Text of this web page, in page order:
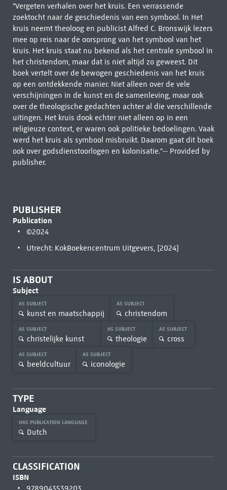
"Vergeten verhalen over het kruis. Een verrassende
zoektocht naar de geschiedenis van een symbool. In Het
kruis neemt theoloog en publicist Alfred C. Bronswijk lezers
mee op reis naar de oorsprong van het symbool van het
kruis. Het kruis staat nu bekend als het centrale symbool in
het christendom, maar dat is niet altijd zo geweest. Dit
boek vertelt over de bewogen geschiedenis van het kruis
op een ontdekkende manier. Niet alleen over de vele
verschijningen in de kunst en de samenleving, maar ook
over de theologische gedachten achter al die verschillende
uitingen. Het kruis dook echter niet alleen op in een
religieuze context, er waren ook politieke bedoelingen. Vaak
werd het kruis als symbool misbruikt. Daarom gaat dit boek
ook over godsdienstoorlogen en kolonisatie."-- Provided by
publisher.
PUBLISHER
Publication
©2024
Utrecht: KokBoekencentrum Uitgevers, [2024]
IS ABOUT
Subject
AS SUBJECT
kunst en maatschappij
AS SUBJECT
christendom
AS SUBJECT
christelijke kunst
AS SUBJECT
theologie
AS SUBJECT
cross
AS SUBJECT
beeldcultuur
AS SUBJECT
iconologie
TYPE
Language
HAS PUBLICATION LANGUAGE
Dutch
CLASSIFICATION
ISBN